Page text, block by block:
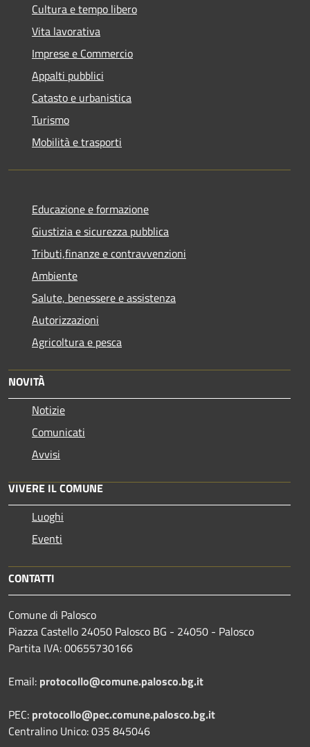
Cultura e tempo libero
Vita lavorativa
Imprese e Commercio
Appalti pubblici
Catasto e urbanistica
Turismo
Mobilità e trasporti
Educazione e formazione
Giustizia e sicurezza pubblica
Tributi,finanze e contravvenzioni
Ambiente
Salute, benessere e assistenza
Autorizzazioni
Agricoltura e pesca
NOVITÀ
Notizie
Comunicati
Avvisi
VIVERE IL COMUNE
Luoghi
Eventi
CONTATTI
Comune di Palosco
Piazza Castello 24050 Palosco BG - 24050 - Palosco
Partita IVA: 00655730166
Email: protocollo@comune.palosco.bg.it
PEC: protocollo@pec.comune.palosco.bg.it
Centralino Unico: 035 845046